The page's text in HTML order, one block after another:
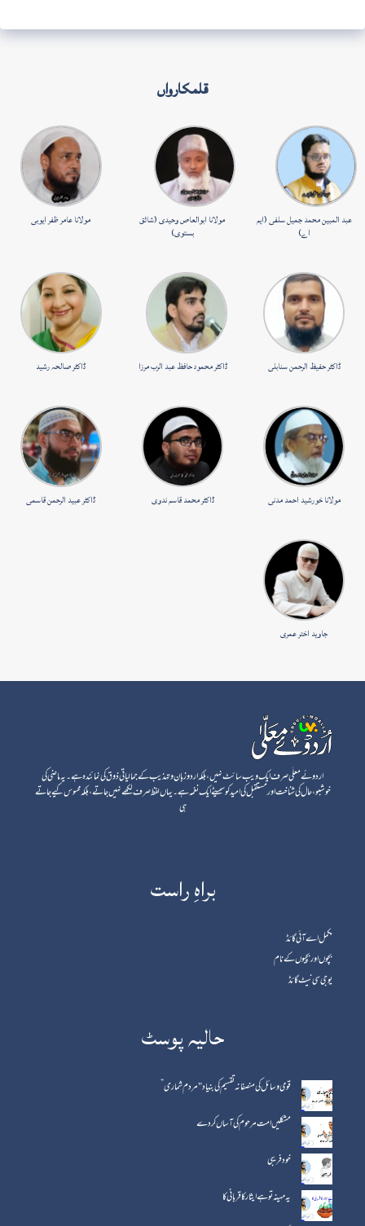
قلمکارواں
عبد المبین محمد جمیل سلفی (ایم
اے)
مولانا ابوالعاص وحیدی (شائق
بستوی)
مولانا عامر ظفر ایوبی
ڈاکٹر حفیظ الرحمن سنابلی ڈاکٹر محمود حافظ عبد الرب مرزا ڈاکٹر صالحہ رشید
مولانا خورشید احمد مدنی ڈاکٹر محمد قاسم ندوی ڈاکٹر عبید الرحمن قاسمی
جاوید اختر عمری
اردوئے معلٰی صرف ایک ویب سائٹ نہیں، بلکہ اردو زبان و تہذیب کے جمالیاتی ذوق کی نمائندہ ہے۔ یہ ماضی کی
خوشبو، حال کی شناخت اور مستقبل کی امید کو سمیٹے ایک نغمہ ہے۔ یہاں لفظ صرف لکھے نہیں جاتے، بلکہ محسوس کیے جاتے
ہی
براہِ راست
مکمل اے آئی گائڈ
بچوں اور بچیوں کے نام
یوجی سی نیٹ گائڈ
حالیہ پوسٹ
قومی وسائل کی منصفانہ تقسیم کی بنیاد "مردم شماری”
مشکلیں امت مرحوم کی آساں کردے
خود فریبی
یہ مہینہ تو ہے ایثار کا قربانی کا